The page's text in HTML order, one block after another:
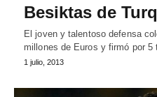
Besiktas de
El joven y talentoso defensa
millones de Euros y firmó por
1 julio, 2013